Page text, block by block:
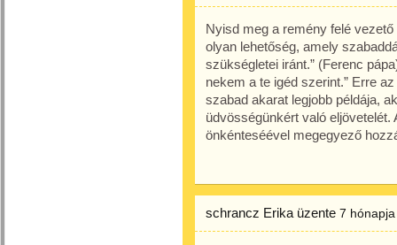
Nyisd meg a remény felé
olyan lehetőség, amely
szükségletei iránt.” (Ferenc
nekem a te igéd szerint.” Erre
szabad akarat legjobb példája,
üdvösségünkért való
önkénteséével megegyező
schrancz Erika üzente 7 hónapja